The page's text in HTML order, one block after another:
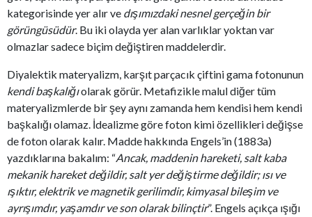
kategorisinde yer alır ve dışımızdaki nesnel gerçeğin bir
görüngüsüdür. Bu iki olayda yer alan varlıklar yoktan var
olmazlar sadece biçim değiştiren maddelerdir.
Diyalektik materyalizm, karşıt parçacık çiftini gama fotonunun
kendi başkalığıolarak görür. Metafizikle malul diğer tüm
materyalizmlerde bir şey aynı zamanda hem kendisi hem kendi
başkalığı olamaz. İdealizme göre foton kimi özellikleri değişse
de foton olarak kalır. Madde hakkında Engels’in (1883a)
yazdıklarına bakalım: “Ancak, maddenin hareketi, salt kaba
mekanik hareket değildir, salt yer değiştirme değildir; ısı ve
ışıktır, elektrik ve magnetik gerilimdir, kimyasal bileşim ve
ayrışımdır, yaşamdır ve son olarak bilinçtir”. Engels açıkça ışığı